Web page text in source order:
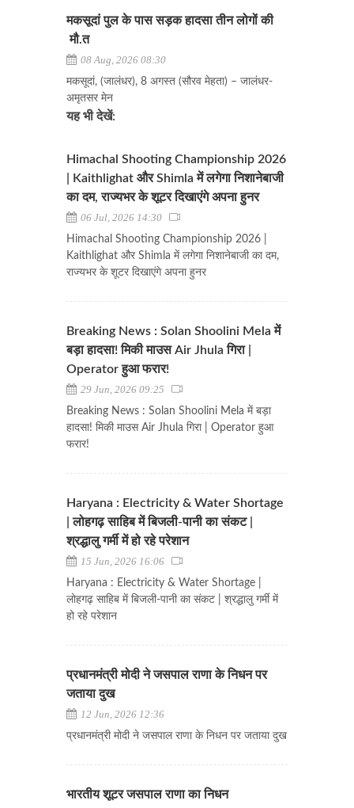
मकसूदां पुल के पास सड़क हादसा तीन लोगों की
मौ.त
08 Aug, 2026 08:30
मकसूदां, (जालंधर), 8 अगस्त (सौरव मेहता) – जालंधर-
अमृतसर मेन
यह भी देखें:
Himachal Shooting Championship 2026
| Kaithlighat और Shimla में लगेगा निशानेबाजी
का दम, राज्यभर के शूटर दिखाएंगे अपना हुनर
06 Jul, 2026 14:30
Himachal Shooting Championship 2026 |
Kaithlighat और Shimla में लगेगा निशानेबाजी का दम,
राज्यभर के शूटर दिखाएंगे अपना हुनर
Breaking News : Solan Shoolini Mela में
बड़ा हादसा! मिकी माउस Air Jhula गिरा |
Operator हुआ फरार!
29 Jun, 2026 09:25
Breaking News : Solan Shoolini Mela में बड़ा
हादसा! मिकी माउस Air Jhula गिरा | Operator हुआ
फरार!
Haryana : Electricity & Water Shortage
| लोहगढ़ साहिब में बिजली-पानी का संकट |
श्रद्धालु गर्मी में हो रहे परेशान
15 Jun, 2026 16:06
Haryana : Electricity & Water Shortage |
लोहगढ़ साहिब में बिजली-पानी का संकट | श्रद्धालु गर्मी में
हो रहे परेशान
प्रधानमंत्री मोदी ने जसपाल राणा के निधन पर
जताया दुख
12 Jun, 2026 12:36
प्रधानमंत्री मोदी ने जसपाल राणा के निधन पर जताया दुख
भारतीय शूटर जसपाल राणा का निधन